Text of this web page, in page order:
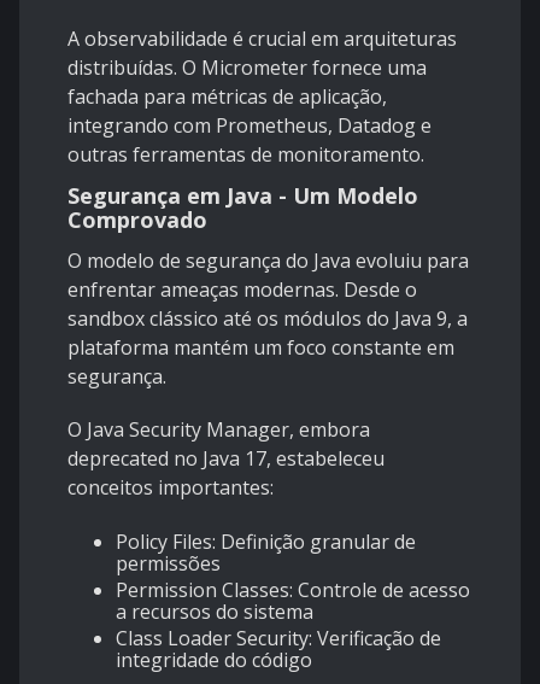
A observabilidade é crucial em arquiteturas
distribuídas. O Micrometer fornece uma
fachada para métricas de aplicação,
integrando com Prometheus, Datadog e
outras ferramentas de monitoramento.
Segurança em Java - Um Modelo
Comprovado
O modelo de segurança do Java evoluiu para
enfrentar ameaças modernas. Desde o
sandbox clássico até os módulos do Java 9, a
plataforma mantém um foco constante em
segurança.
O Java Security Manager, embora
deprecated no Java 17, estabeleceu
conceitos importantes:
Policy Files: Definição granular de
permissões
Permission Classes: Controle de acesso
a recursos do sistema
Class Loader Security: Verificação de
integridade do código